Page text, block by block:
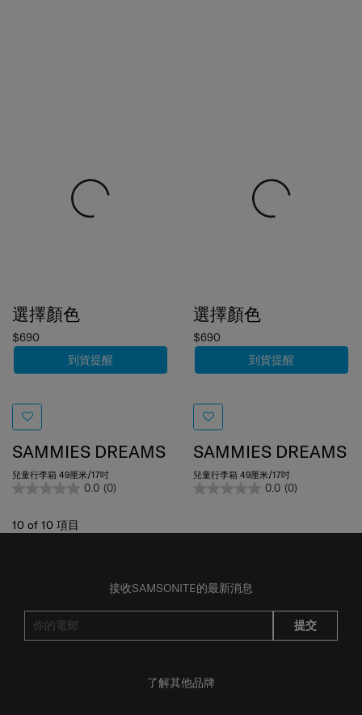
選擇顏色
$690
到貨提醒
SAMMIES DREAMS
兒童行李箱 49厘米/17吋
0.0 (0)
選擇顏色
$690
到貨提醒
SAMMIES DREAMS
兒童行李箱 49厘米/17吋
0.0 (0)
10 of 10 項目
接收SAMSONITE的最新消息
提交
了解其他品牌